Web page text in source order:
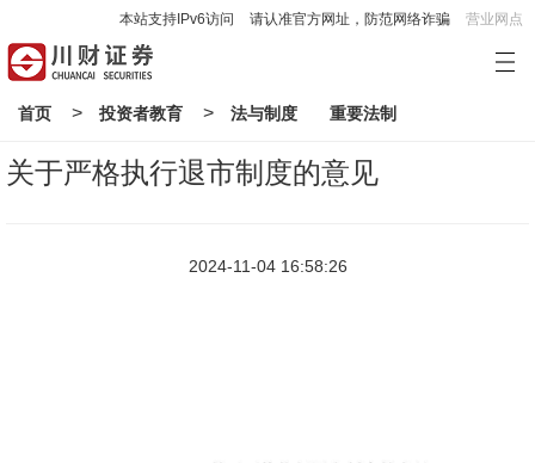
本站支持IPv6访问 请认准官方网址，防范网络诈骗 营业网点
首页 > 投资者教育 > 法与制度 重要法制
关于严格执行退市制度的意见
2024-11-04 16:58:26